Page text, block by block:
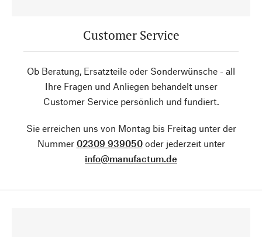
Customer Service
Ob Beratung, Ersatzteile oder Sonderwünsche - all
Ihre Fragen und Anliegen behandelt unser
Customer Service persönlich und fundiert.
Sie erreichen uns von Montag bis Freitag unter der
Nummer 02309 939050oder jederzeit unter
info@manufactum.de